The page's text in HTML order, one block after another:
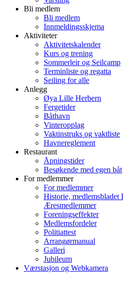
Bli medlem
Bli medlem
Innmeldingsskjema
Aktiviteter
Aktivitetskalender
Kurs og trening
Sommerleir og Seilcamp
Terminliste og regatta
Seiling for alle
Anlegg
Øya Lille Herbern
Fergetider
Båthavn
Vinteropplag
Vaktinstruks og vaktliste
Havnereglement
Restaurant
Åpningstider
Besøkende med egen båt
For medlemmer
For medlemmer
Historie, medlemsbladet
Æresmedlemmer
Foreningseffekter
Medlemsfordeler
Politiattest
Arrangørmanual
Galleri
Jubileum
Værstasjon og Webkamera